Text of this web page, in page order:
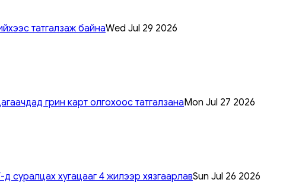
татгалзаж байнаWed Jul 29 2026
грин карт олгохоос татгалзанаMon Jul 27 2026
суралцах хугацааг 4 жилээр хязгаарлавSun Jul 26 2026